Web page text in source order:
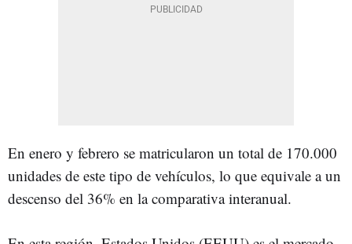
En enero y febrero se matricularon un total de 170.000
unidades de este tipo de vehículos, lo que equivale a un
descenso del 36% en la comparativa interanual.